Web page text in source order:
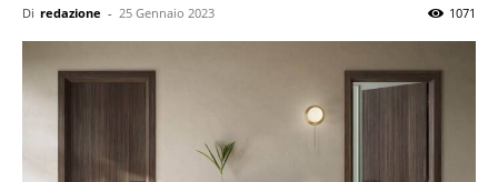
Di redazione - 25 Gennaio 2023 1071